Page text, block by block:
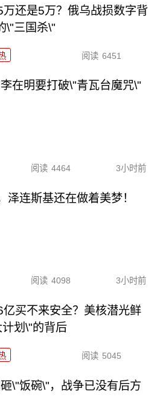
万还是5万？俄乌战损数字背
\"三国杀\"
阅读 6451
在明要打破\"青瓦台魔咒\"
阅读 4464 3小时前
泽连斯基还在做着美梦！
阅读 4098 3小时前
亿买不来安全？美核潜光鲜
计划\"的背后
阅读 5045
\"饭碗\"，战争已没有后方